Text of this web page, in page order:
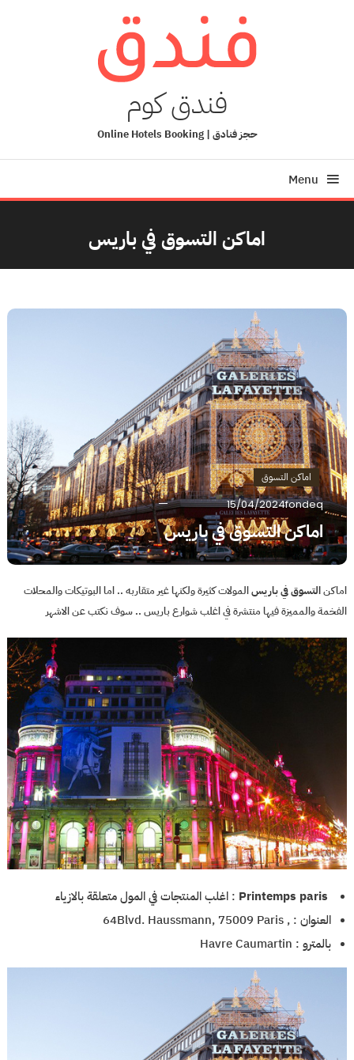
فندق كوم
حجز فنادق | Online Hotels Booking
Menu
اماكن التسوق في باريس
اماكن التسوق
15/04/2024fondeq
اماكن التسوق في باريس
اماكنالتسوق في باريسالمولات كثيرة ولكنها غير متقاربه .. اما البوتيكات والمحلات
الفخمة والمميزة فيها منتشرة في اغلب شوارع باريس .. سوف نكتب عن الاشهر
Printemps paris : اغلب المنتجات في المول متعلقة بالازياء
العنوان : , 64Blvd. Haussmann, 75009 Paris
بالمترو : Havre Caumartin